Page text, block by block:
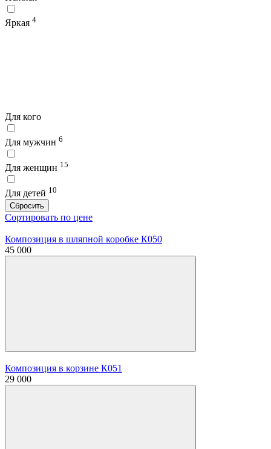
Яркая 4
Для кого
Для мужчин 6
Для женщин 15
Для детей 10
Сбросить
Сортировать по цене
Композиция в шляпной коробке К050
45 000
Композиция в корзине К051
29 000